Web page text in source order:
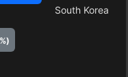
South Korea